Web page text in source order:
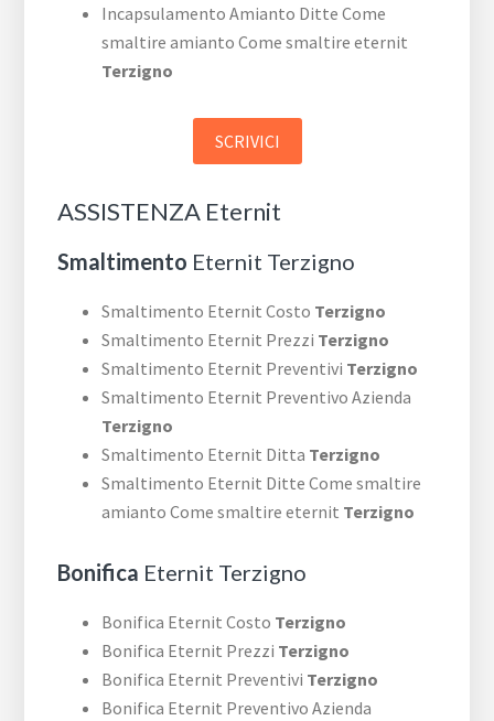
Incapsulamento Amianto Ditte Come
smaltire amianto Come smaltire eternit
Terzigno
SCRIVICI
ASSISTENZA Eternit
Smaltimento Eternit Terzigno
Smaltimento Eternit Costo Terzigno
Smaltimento Eternit Prezzi Terzigno
Smaltimento Eternit Preventivi Terzigno
Smaltimento Eternit Preventivo Azienda
Terzigno
Smaltimento Eternit Ditta Terzigno
Smaltimento Eternit Ditte Come smaltire
amianto Come smaltire eternit Terzigno
Bonifica Eternit Terzigno
Bonifica Eternit Costo Terzigno
Bonifica Eternit Prezzi Terzigno
Bonifica Eternit Preventivi Terzigno
Bonifica Eternit Preventivo Azienda